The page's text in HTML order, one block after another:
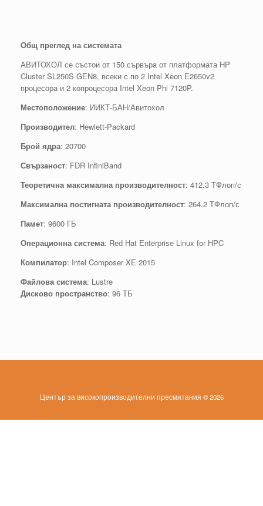
Общ преглед на системата
АВИТОХОЛ се състои от 150 сървърa от платформата HP
Cluster SL250S GEN8, всеки с по 2 Intel Xeon E2650v2
процесора и 2 копроцесора Intel Xeon Phi 7120P.
Местоположение: ИИКТ-БАН/Авитохол
Производител: Hewlett-Packard
Брой ядра: 20700
Свързаност: FDR InfiniBand
Теоретична максимална производителност: 412.3 ТФлоп/с
Максимална постигната производителност: 264.2 ТФлоп/с
Памет: 9600 ГБ
Операционна система: Red Hat Enterprise Linux for HPC
Компилатор: Intel Composer XE 2015
Файлова система: Lustre
Дисково пространство: 96 ТБ
Център за високопроизводителни пресмятания © 2026